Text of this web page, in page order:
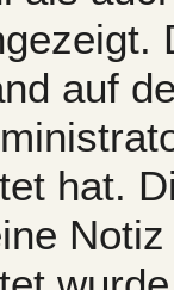
auf
hat.